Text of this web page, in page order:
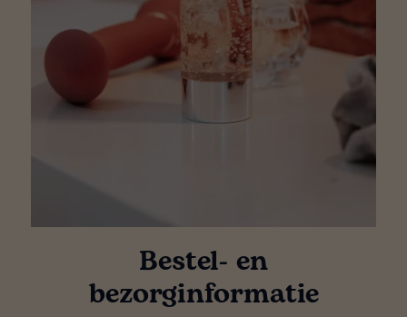
Bestel- en
bezorginformatie